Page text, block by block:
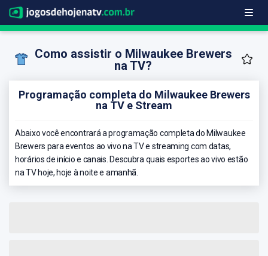
Como assistir o Milwaukee Brewers
na TV?
Programação completa do Milwaukee Brewers
na TV e Stream
Abaixo você encontrará a programação completa do Milwaukee
Brewers para eventos ao vivo na TV e streaming com datas,
horários de início e canais. Descubra quais esportes ao vivo estão
na TV hoje, hoje à noite e amanhã.